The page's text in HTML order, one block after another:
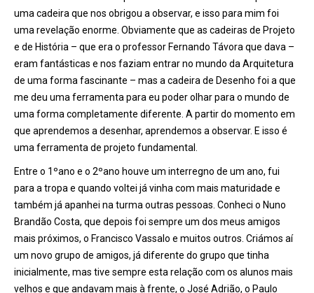
uma cadeira que nos obrigou a observar, e isso para mim foi
uma revelação enorme. Obviamente que as cadeiras de Projeto
e de História – que era o professor Fernando Távora que dava –
eram fantásticas e nos faziam entrar no mundo da Arquitetura
de uma forma fascinante – mas a cadeira de Desenho foi a que
me deu uma ferramenta para eu poder olhar para o mundo de
uma forma completamente diferente. A partir do momento em
que aprendemos a desenhar, aprendemos a observar. E isso é
uma ferramenta de projeto fundamental.
Entre o 1ºano e o 2ºano houve um interregno de um ano, fui
para a tropa e quando voltei já vinha com mais maturidade e
também já apanhei na turma outras pessoas. Conheci o Nuno
Brandão Costa, que depois foi sempre um dos meus amigos
mais próximos, o Francisco Vassalo e muitos outros. Criámos aí
um novo grupo de amigos, já diferente do grupo que tinha
inicialmente, mas tive sempre esta relação com os alunos mais
velhos e que andavam mais à frente, o José Adrião, o Paulo